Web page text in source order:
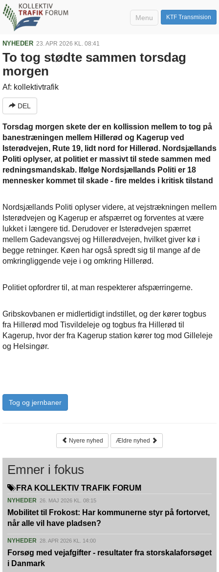
KTF Transmision
Menu
NYHEDER 23. APR 2026 KL. 08:41
To tog stødte sammen torsdag
morgen
Af: kollektivtrafik
DEL
Torsdag morgen skete der en kollission mellem to tog på
banestræningen mellem Hillerød og Kagerup ved
Isterødvejen, Rute 19, lidt nord for Hillerød. Nordsjællands
Politi oplyser, at politiet er massivt til stede sammen med
redningsmandskab. Ifølge Nordsjællands Politi er 18
mennesker kommet til skade - fire meldes i kritisk tilstand
Nordsjællands Politi oplyser videre, at vejstrækningen mellem
Isterødvejen og Kagerup er afspærret og forventes at være
lukket i længere tid. Derudover er Isterødvejen spærret
mellem Gadevangsvej og Hillerødvejen, hvilket giver kø i
begge retninger. Køen har også spredt sig til mange af de
omkringliggende veje i og omkring Hillerød.
Politiet opfordrer til, at man respekterer afspærringerne.
Gribskovbanen er midlertidigt indstillet, og der kører togbus
fra Hillerød mod Tisvildeleje og togbus fra Hillerød til
Kagerup, hvor der fra Kagerup station kører tog mod Gilleleje
og Helsingør.
Tog og jernbaner
Nyere nyhed Ældre nyhed
Emner i fokus
FRA KOLLEKTIV TRAFIK FORUM
NYHEDER 26. MAJ 2026 KL. 08:15
Mobilitet til Frokost: Har kommunerne styr på fortorvet,
når alle vil have pladsen?
NYHEDER 28. APR 2026 KL. 14:00
Forsøg med vejafgifter - resultater fra storskalaforsøget
i Danmark